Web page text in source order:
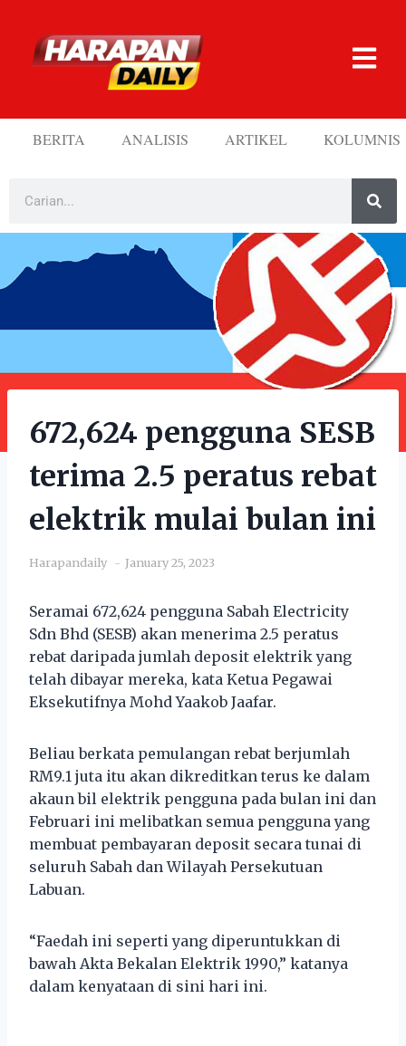
BERITA ANALISIS ARTIKEL KOLUMNIS
672,624 pengguna SESB
terima 2.5 peratus rebat
elektrik mulai bulan ini
Harapandaily January 25, 2023
Seramai 672,624 pengguna Sabah Electricity
Sdn Bhd (SESB) akan menerima 2.5 peratus
rebat daripada jumlah deposit elektrik yang
telah dibayar mereka, kata Ketua Pegawai
Eksekutifnya Mohd Yaakob Jaafar.
Beliau berkata pemulangan rebat berjumlah
RM9.1 juta itu akan dikreditkan terus ke dalam
akaun bil elektrik pengguna pada bulan ini dan
Februari ini melibatkan semua pengguna yang
membuat pembayaran deposit secara tunai di
seluruh Sabah dan Wilayah Persekutuan
Labuan.
“Faedah ini seperti yang diperuntukkan di
bawah Akta Bekalan Elektrik 1990,” katanya
dalam kenyataan di sini hari ini.